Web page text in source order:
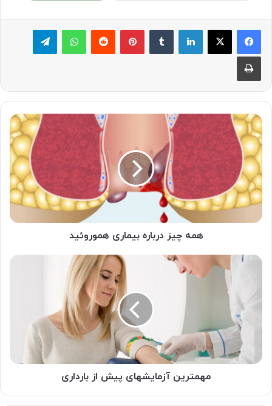
لینکدین ‫تامبلر پینترست‫رددیت واتس آپ تلگرام
چاپ
همه
چیز
درباره
بیماری
هموروئید
همه چیز درباره بیماری هموروئید
مهمترین
آزمایشهای
بارداری
مهمترین آزمایشهای پیش از بارداری